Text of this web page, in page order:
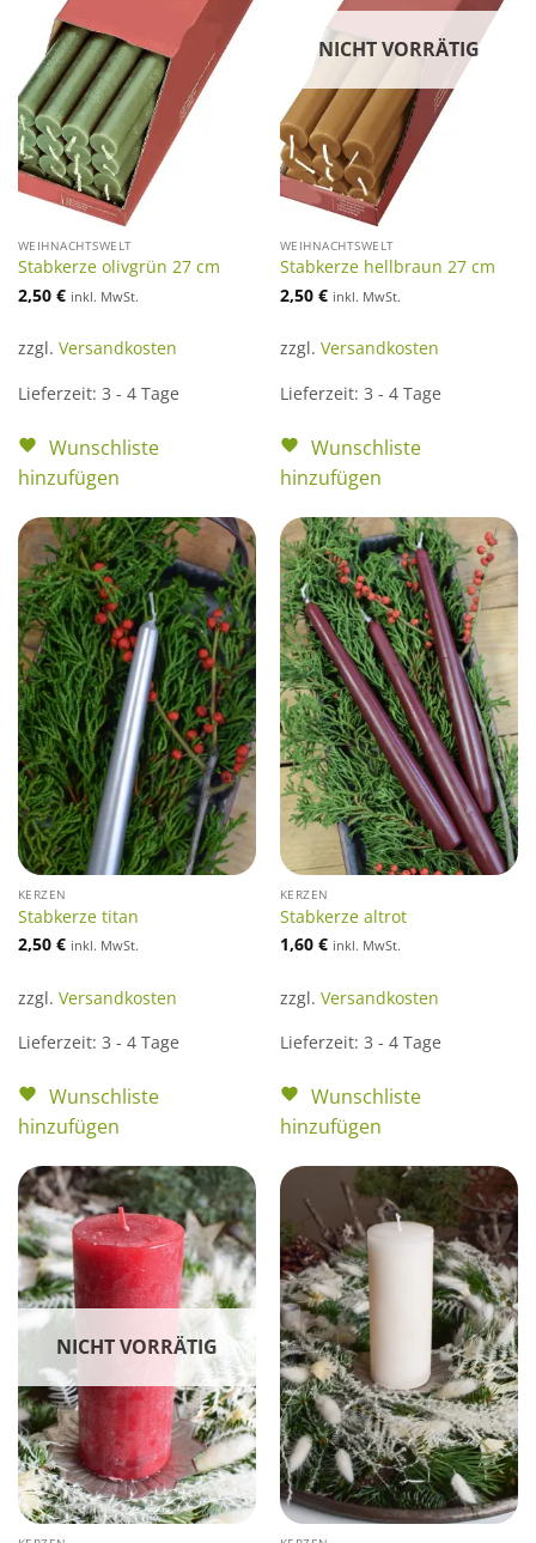
WEIHNACHTSWELT
Stabkerze olivgrün 27 cm
2,50 € inkl. MwSt.
zzgl. Versandkosten
Lieferzeit: 3 - 4 Tage
Wunschliste
hinzufügen
NICHT VORRÄTIG
WEIHNACHTSWELT
Stabkerze hellbraun 27 cm
2,50 € inkl. MwSt.
zzgl. Versandkosten
Lieferzeit: 3 - 4 Tage
Wunschliste
hinzufügen
KERZEN
Stabkerze titan
2,50 € inkl. MwSt.
zzgl. Versandkosten
Lieferzeit: 3 - 4 Tage
Wunschliste
hinzufügen
KERZEN
Stabkerze altrot
1,60 € inkl. MwSt.
zzgl. Versandkosten
Lieferzeit: 3 - 4 Tage
Wunschliste
hinzufügen
NICHT VORRÄTIG